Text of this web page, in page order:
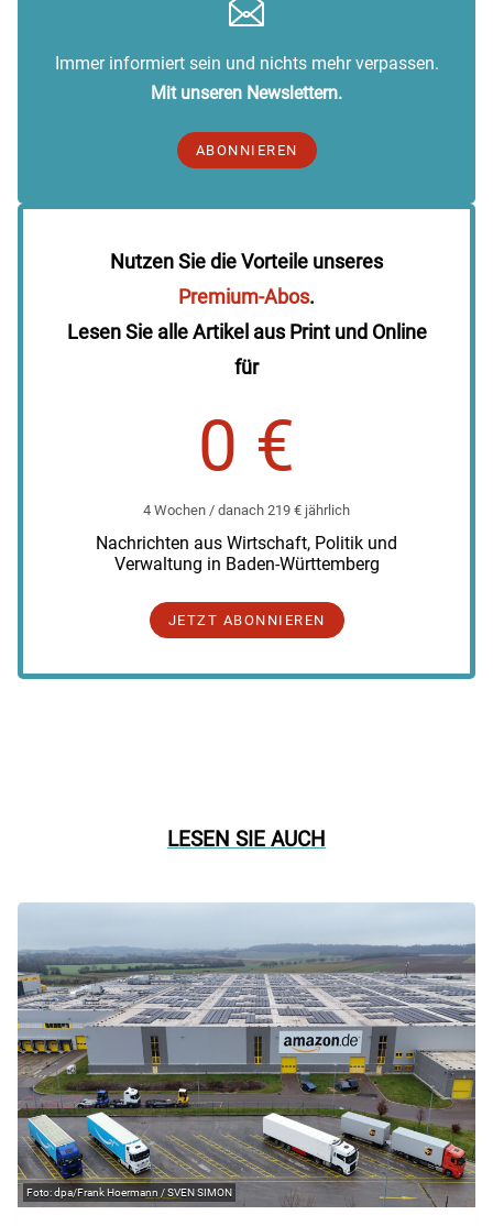
Immer informiert sein und nichts mehr verpassen.
Mit unseren Newslettern.
ABONNIEREN
Nutzen Sie die Vorteile unseres
Premium-Abos.
Lesen Sie alle Artikel aus Print und Online
für
0 €
4 Wochen / danach 219 € jährlich
Nachrichten aus Wirtschaft, Politik und
Verwaltung in Baden-Württemberg
JETZT ABONNIEREN
LESEN SIE AUCH
dpa/Frank Hoermann / SVEN SIMON